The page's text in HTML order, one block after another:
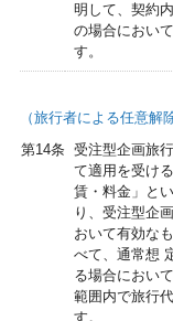
明して、契約
の場合におい
す。
（旅行者による任意解除
第14条 受注型企画旅
て適用を受け
賃・料金」と
り、受注型企
おいて有効な
べて、通常想
る場合におい
範囲内で旅行
す。